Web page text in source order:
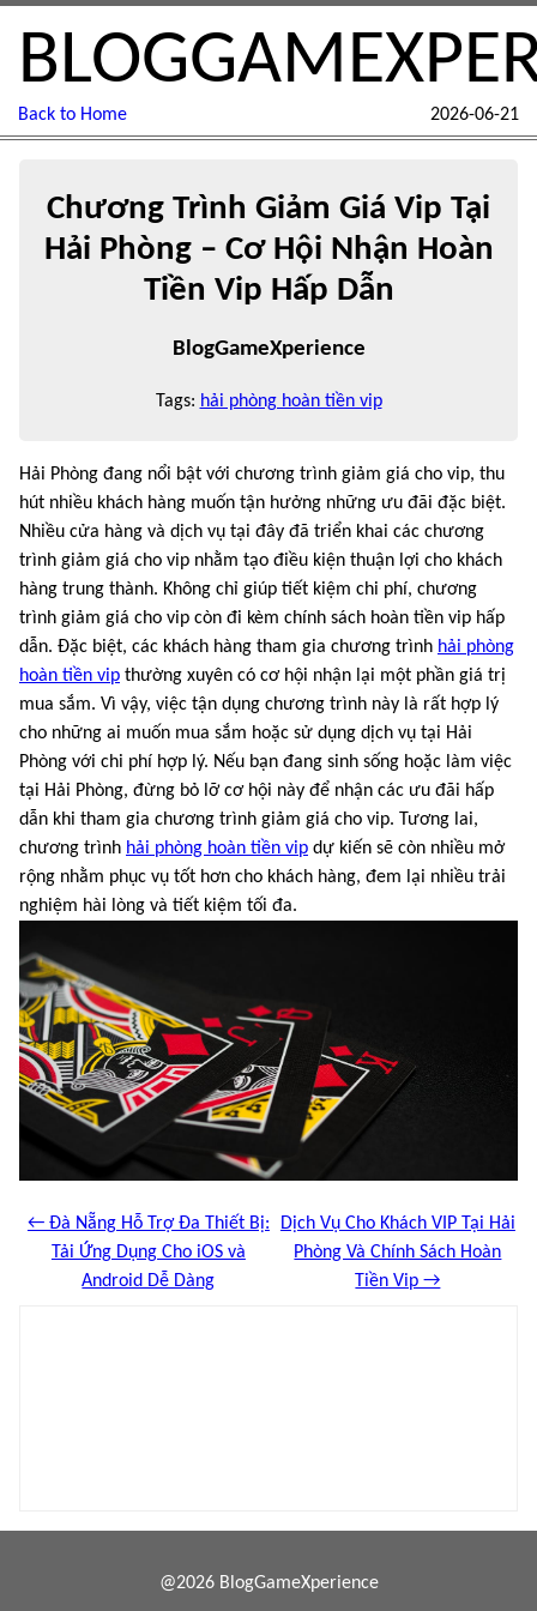
Back to Home 2026-06-21
Chương Trình Giảm Giá Vip Tại
Hải Phòng – Cơ Hội Nhận Hoàn
Tiền Vip Hấp Dẫn
BlogGameXperience
Tags: hải phòng hoàn tiền vip
Hải Phòng đang nổi bật với chương trình giảm giá cho vip, thu
hút nhiều khách hàng muốn tận hưởng những ưu đãi đặc biệt.
Nhiều cửa hàng và dịch vụ tại đây đã triển khai các chương
trình giảm giá cho vip nhằm tạo điều kiện thuận lợi cho khách
hàng trung thành. Không chỉ giúp tiết kiệm chi phí, chương
trình giảm giá cho vip còn đi kèm chính sách hoàn tiền vip hấp
dẫn. Đặc biệt, các khách hàng tham gia chương trình hải phòng
hoàn tiền vip thường xuyên có cơ hội nhận lại một phần giá trị
mua sắm. Vì vậy, việc tận dụng chương trình này là rất hợp lý
cho những ai muốn mua sắm hoặc sử dụng dịch vụ tại Hải
Phòng với chi phí hợp lý. Nếu bạn đang sinh sống hoặc làm việc
tại Hải Phòng, đừng bỏ lỡ cơ hội này để nhận các ưu đãi hấp
dẫn khi tham gia chương trình giảm giá cho vip. Tương lai,
chương trình hải phòng hoàn tiền vip dự kiến sẽ còn nhiều mở
rộng nhằm phục vụ tốt hơn cho khách hàng, đem lại nhiều trải
nghiệm hài lòng và tiết kiệm tối đa.
← Đà Nẵng Hỗ Trợ Đa Thiết Bị:
Tải Ứng Dụng Cho iOS và
Android Dễ Dàng
Dịch Vụ Cho Khách VIP Tại Hải
Phòng Và Chính Sách Hoàn
Tiền Vip →
@2026 BlogGameXperience